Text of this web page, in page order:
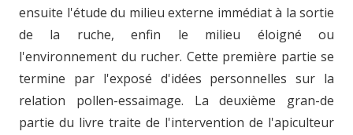
ensuite l'étude du milieu externe immédiat à la sortie
de la ruche, enfin le milieu éloigné ou
l'environnement du rucher. Cette première partie se
termine par l'exposé d'idées personnelles sur la
relation pollen-essaimage. La deuxième gran-de
partie du livre traite de l'intervention de l'apiculteur